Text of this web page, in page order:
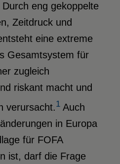
eng gekoppelte
Zeitdruck und
eine extreme
Gesamtsystem für
zugleich
riskant macht und
verursacht.1Auch
in Europa
für FOFA
ist, darf die Frage